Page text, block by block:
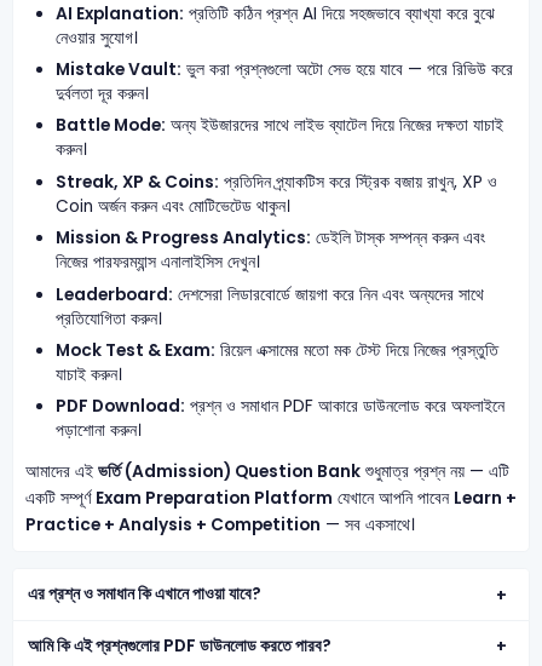
AI Explanation: প্রতিটি কঠিন প্রশ্ন AI দিয়ে সহজভাবে ব্যাখ্যা করে বুঝে
নেওয়ার সুযোগ।
Mistake Vault: ভুল করা প্রশ্নগুলো অটো সেভ হয়ে যাবে — পরে রিভিউ করে
দুর্বলতা দূর করুন।
Battle Mode: অন্য ইউজারদের সাথে লাইভ ব্যাটেল দিয়ে নিজের দক্ষতা যাচাই
করুন।
Streak, XP & Coins: প্রতিদিন প্র্যাকটিস করে স্ট্রিক বজায় রাখুন, XP ও
Coin অর্জন করুন এবং মোটিভেটেড থাকুন।
Mission & Progress Analytics: ডেইলি টাস্ক সম্পন্ন করুন এবং
নিজের পারফরম্যান্স এনালাইসিস দেখুন।
Leaderboard: দেশসেরা লিডারবোর্ডে জায়গা করে নিন এবং অন্যদের সাথে
প্রতিযোগিতা করুন।
Mock Test & Exam: রিয়েল এক্সামের মতো মক টেস্ট দিয়ে নিজের প্রস্তুতি
যাচাই করুন।
PDF Download: প্রশ্ন ও সমাধান PDF আকারে ডাউনলোড করে অফলাইনে
পড়াশোনা করুন।
আমাদের এই ভর্তি (Admission) Question Bankশুধুমাত্র প্রশ্ন নয় — এটি
একটি সম্পূর্ণ Exam Preparation Platform যেখানে আপনি পাবেন Learn +
Practice + Analysis + Competition — সব একসাথে।
এর প্রশ্ন ও সমাধান কি এখানে পাওয়া যাবে?
আমি কি এই প্রশ্নগুলোর PDF ডাউনলোড করতে পারব?